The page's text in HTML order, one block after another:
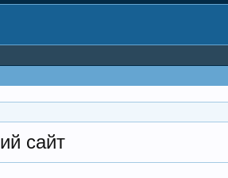
сайт